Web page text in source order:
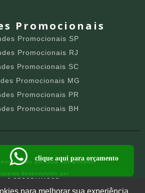
Promocionais
Promocionais SP
Promocionais RJ
Promocionais SC
Promocionais MG
Promocionais PR
Promocionais BH
porGuia dos Brindes
desenvolvido por
O PROGRAMADOR
clique aqui para orçamento
para melhorar sua experiência.